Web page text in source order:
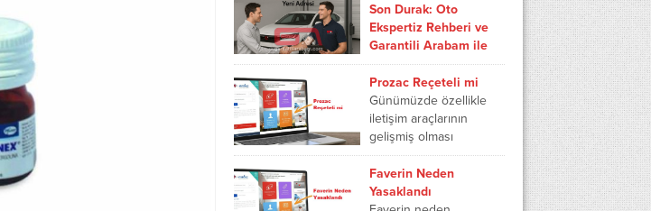
mı, descase reçeteli mi
ve descase uyku...
Son Durak: Oto
Ekspertiz Rehberi ve
Garantili Arabam ile
Gönül Rahatlığı
İkinci el bir araç
almadan hemen önce,
içimizde iki ses
konuşur: “Fırsatı
kaçırma!” ve “Ya başına
iş açarsa?” Açıkçası, bu...
Prozac Reçeteli mi
Günümüzde özellikle
iletişim araçlarının
gelişmiş olması
nedeniyle kişiler bilgiye
daha kolay ulaşmakta,
hastalandıklarında kendi
Faverin Neden
Yasaklandı